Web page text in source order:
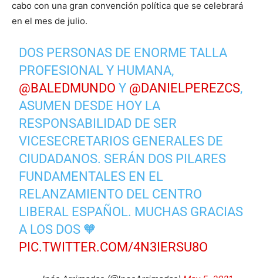
cabo con una gran convención política que se celebrará
en el mes de julio.
DOS PERSONAS DE ENORME TALLA
PROFESIONAL Y HUMANA,
@BALEDMUNDO Y @DANIELPEREZCS,
ASUMEN DESDE HOY LA
RESPONSABILIDAD DE SER
VICESECRETARIOS GENERALES DE
CIUDADANOS. SERÁN DOS PILARES
FUNDAMENTALES EN EL
RELANZAMIENTO DEL CENTRO
LIBERAL ESPAÑOL. MUCHAS GRACIAS
A LOS DOS 🧡
PIC.TWITTER.COM/4N3IERSU8O